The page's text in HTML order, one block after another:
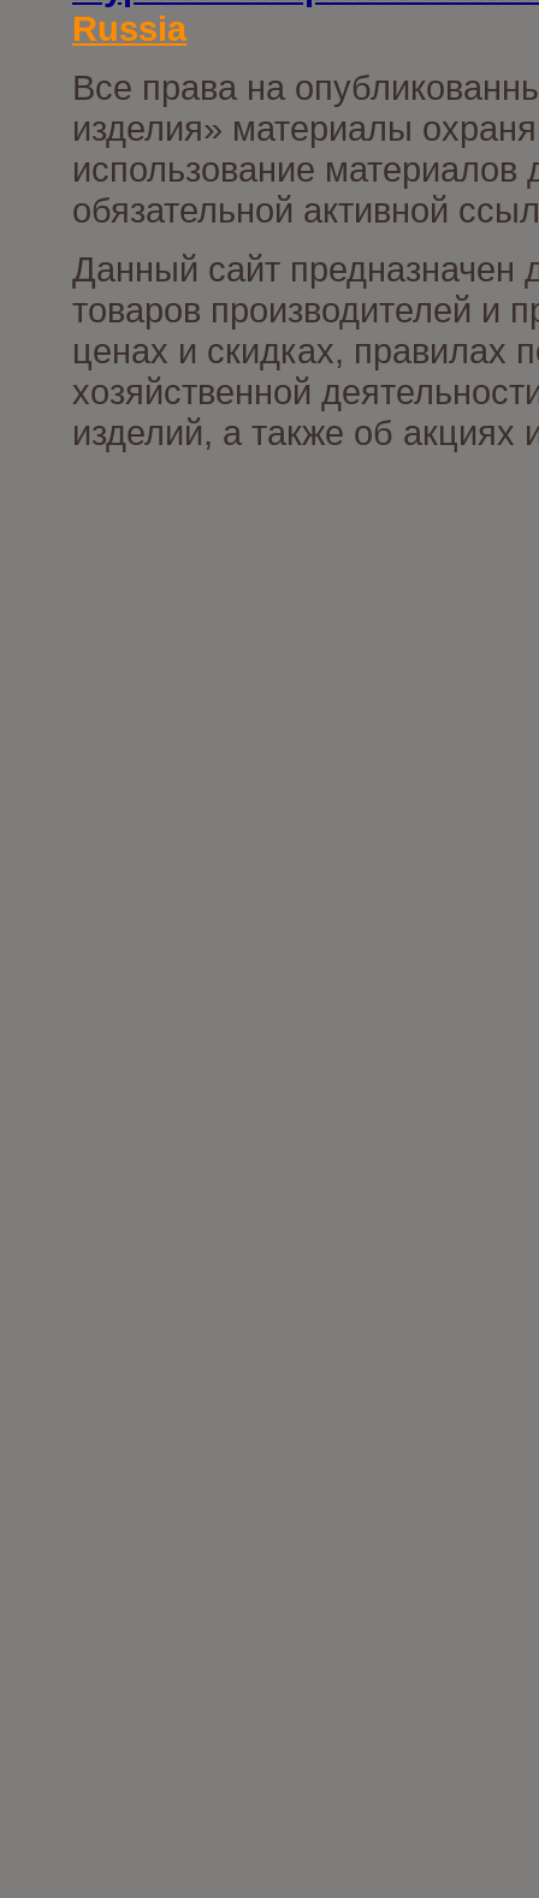
Russia
Все права на
изделия» материалы
использование материалов
обязательной активной
Данный сайт предназначен
товаров производителей и
ценах и скидках, правилах
хозяйственной
изделий, а также об